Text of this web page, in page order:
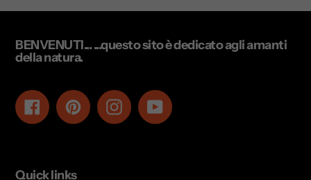
BENVENUTI... ...questo sito è dedicato agli amanti
della natura.
FacebookPinterestInstagramYouTube
Quick links